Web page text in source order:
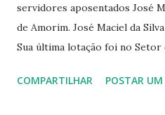
servidores aposentados José
de Amorim. José Maciel da
Sua última lotação foi no Setor
Siqueira Amorim faleceu em
COMPARTILHAR POSTAR